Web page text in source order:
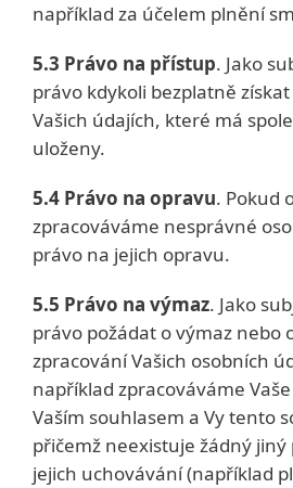
například za účelem plnění
5.3 Právo na přístup. Jako
právo kdykoli bezplatně
Vašich údajích, které má
uloženy.
5.4 Právo na opravu. Pokud
zpracováváme nesprávné
právo na jejich opravu.
5.5 Právo na výmaz. Jako
právo požádat o výmaz nebo
zpracování Vašich osobních
například zpracováváme
Vaším souhlasem a Vy tento
přičemž neexistuje žádný
jejich uchovávání (například